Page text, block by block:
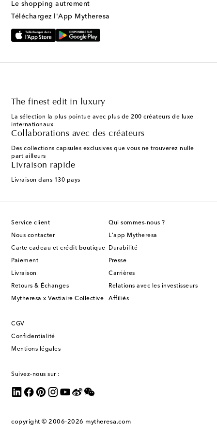
Le shopping autrement
Téléchargez l'App Mytheresa
The finest edit in luxury
La sélection la plus pointue avec plus de 200 créateurs de luxe
internationaux
Collaborations avec des créateurs
Des collections capsules exclusives que vous ne trouverez nulle
part ailleurs
Livraison rapide
Livraison dans 130 pays
Service client
Nous contacter
Carte cadeau et crédit boutique
Paiement
Livraison
Retours & Échanges
Mytheresa x Vestiaire Collective
Qui sommes-nous ?
L'app Mytheresa
Durabilité
Presse
Carrières
Relations avec les investisseurs
Affiliés
CGV
Confidentialité
Mentions légales
Suivez-nous sur :
copyright © 2006-2026 mytheresa.com